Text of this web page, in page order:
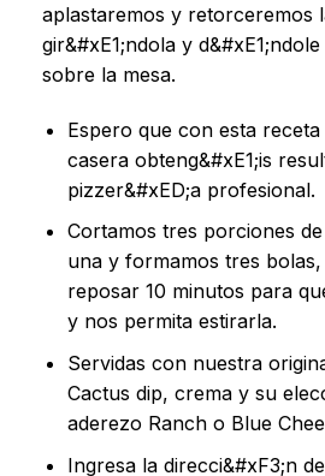
aplastaremos y retorceremos
gir&#xE1;ndola y
sobre la mesa.
Espero que con esta
casera obteng&#xE1;is
pizzer&#xED;a profesional.
Cortamos tres porciones
una y formamos tres bolas,
reposar 10 minutos para
y nos permita estirarla.
Servidas con nuestra
Cactus dip, crema y su
aderezo Ranch o Blue
Ingresa la direcci&#xF3;n